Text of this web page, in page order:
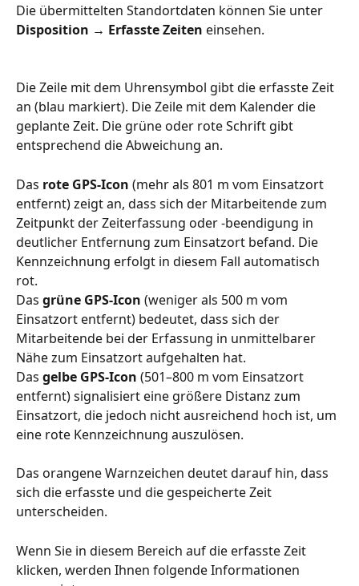
Die übermittelten Standortdaten können Sie unter
Disposition → Erfasste Zeiten einsehen.
Die Zeile mit dem Uhrensymbol gibt die erfasste Zeit
an (blau markiert). Die Zeile mit dem Kalender die
geplante Zeit. Die grüne oder rote Schrift gibt
entsprechend die Abweichung an.
Das rote GPS-Icon (mehr als 801 m vom Einsatzort
entfernt) zeigt an, dass sich der Mitarbeitende zum
Zeitpunkt der Zeiterfassung oder -beendigung in
deutlicher Entfernung zum Einsatzort befand. Die
Kennzeichnung erfolgt in diesem Fall automatisch
rot.
Das grüne GPS-Icon (weniger als 500 m vom
Einsatzort entfernt) bedeutet, dass sich der
Mitarbeitende bei der Erfassung in unmittelbarer
Nähe zum Einsatzort aufgehalten hat.
Das gelbe GPS-Icon (501–800 m vom Einsatzort
entfernt) signalisiert eine größere Distanz zum
Einsatzort, die jedoch nicht ausreichend hoch ist, um
eine rote Kennzeichnung auszulösen.
Das orangene Warnzeichen deutet darauf hin, dass
sich die erfasste und die gespeicherte Zeit
unterscheiden.
Wenn Sie in diesem Bereich auf die erfasste Zeit
klicken, werden Ihnen folgende Informationen